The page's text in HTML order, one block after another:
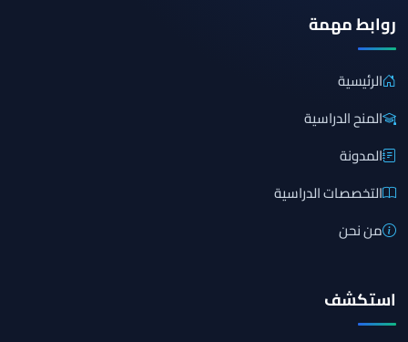
روابط مهمة
الرئيسية
المنح الدراسية
المدونة
التخصصات الدراسية
من نحن
استكشف